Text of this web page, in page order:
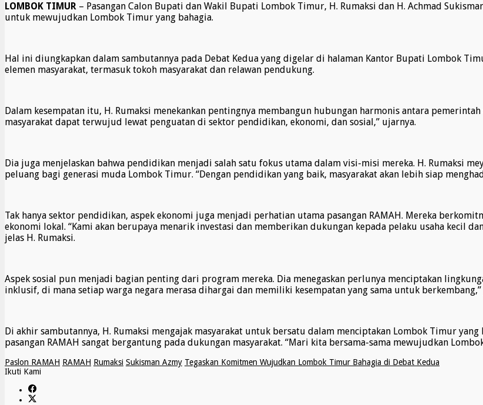
LOMBOK TIMUR – Pasangan Calon Bupati dan Wakil Bupati Lombok Timur, H. Rumaksi dan H. Achmad
untuk mewujudkan Lombok Timur yang bahagia.
Hal ini diungkapkan dalam sambutannya pada Debat Kedua yang digelar di halaman Kantor Bupati Lombok
elemen masyarakat, termasuk tokoh masyarakat dan relawan pendukung.
Dalam kesempatan itu, H. Rumaksi menekankan pentingnya membangun hubungan harmonis antara
masyarakat dapat terwujud lewat penguatan di sektor pendidikan, ekonomi, dan sosial,” ujarnya.
Dia juga menjelaskan bahwa pendidikan menjadi salah satu fokus utama dalam visi-misi mereka. H. Rumaksi
peluang bagi generasi muda Lombok Timur. “Dengan pendidikan yang baik, masyarakat akan lebih siap
Tak hanya sektor pendidikan, aspek ekonomi juga menjadi perhatian utama pasangan RAMAH. Mereka
ekonomi lokal. “Kami akan berupaya menarik investasi dan memberikan dukungan kepada pelaku usaha kecil
jelas H. Rumaksi.
Aspek sosial pun menjadi bagian penting dari program mereka. Dia menegaskan perlunya menciptakan
inklusif, di mana setiap warga negara merasa dihargai dan memiliki kesempatan yang sama untuk berkembang,”
Di akhir sambutannya, H. Rumaksi mengajak masyarakat untuk bersatu dalam menciptakan Lombok Timur
pasangan RAMAH sangat bergantung pada dukungan masyarakat. “Mari kita bersama-sama mewujudkan
Paslon RAMAH RAMAH Rumaksi Sukisman Azmy Tegaskan Komitmen Wujudkan Lombok Timur Bahagia di Debat Kedua
Ikuti Kami